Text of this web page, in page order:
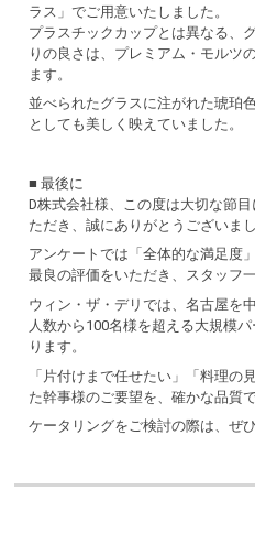
ラス」でご用意いたしました。
プラスチックカップとは異なる、
りの良さは、プレミアム・モルツ
ます。
並べられたグラスに注がれた琥珀
としても美しく映えていました。
■ 最後に
D株式会社様、この度は大切な節
ただき、誠にありがとうございまし
アンケートでは「全体的な満足度
最良の評価をいただき、スタッフ
ウィン・ザ・デリでは、名古屋を
人数から100名様を超える大規模
ります。
「片付けまで任せたい」「料理の
た幹事様のご要望を、確かな品質
ケータリングをご検討の際は、ぜ